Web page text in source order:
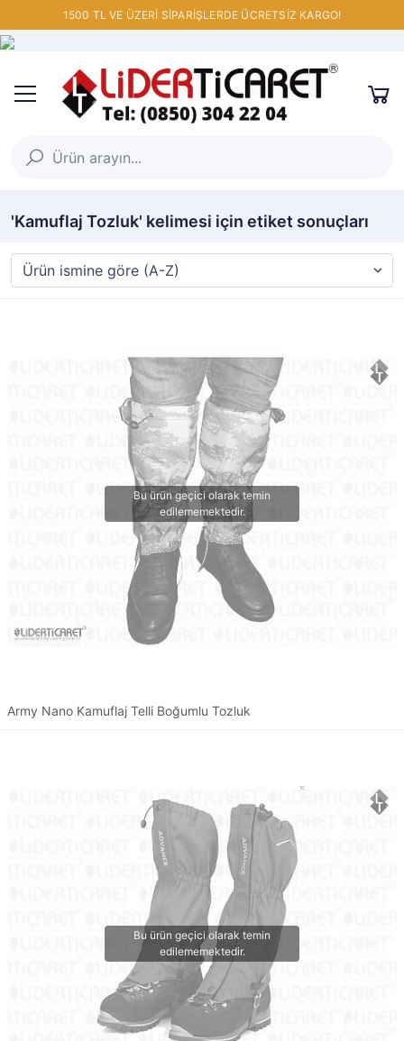
1500 TL VE ÜZERİ SİPARİŞLERDE ÜCRETSİZ KARGO!
'Kamuflaj Tozluk' kelimesi için etiket sonuçları
Army Nano Kamuflaj Telli Boğumlu Tozluk